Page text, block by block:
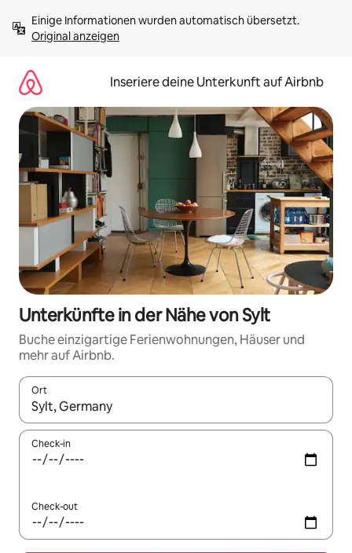
Inhalten
springenOriginal anzeigen
Inseriere deine Unterkunft auf Airbnb
Unterkünfte in der Nähe von Sylt
Buche einzigartige Ferienwohnungen, Häuser und
mehr auf Airbnb.
Ort
Wenn Ergebnisse verfügbar sind, navigiere mit den
Check-in
Check-out